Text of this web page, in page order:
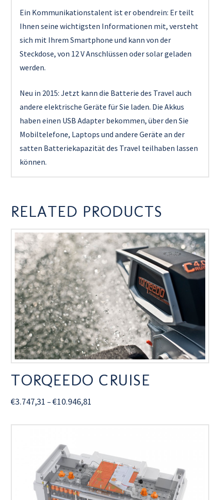
Ein Kommunikationstalent ist er obendrein: Er teilt
Ihnen seine wichtigsten Informationen mit, versteht
sich mit Ihrem Smartphone und kann von der
Steckdose, von 12 V Anschlüssen oder solar geladen
werden.
Neu in 2015: Jetzt kann die Batterie des Travel auch
andere elektrische Geräte für Sie laden. Die Akkus
haben einen USB Adapter bekommen, über den Sie
Mobiltelefone, Laptops und andere Geräte an der
satten Batteriekapazität des Travel teilhaben lassen
können.
RELATED PRODUCTS
TORQEEDO CRUISE
€3.747,31 –€10.946,81